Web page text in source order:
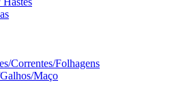
Correntes/Folhagens
Maço